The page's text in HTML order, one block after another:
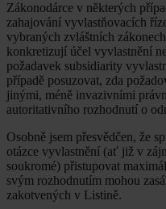
Zákonodárce v některých
zahajování vyvlastňovacích
vybraných zvláštních
konkretizují účel vyvlastnění
požadavek subsidiarity
případě posuzovat, zda
jinými, méně invazivními
autoritativního rozhodnutí o
Osobně jsem přesvědčen, že
otázce vyvlastnění (ať již v
soukromé) přistupovat
svým rozhodnutím mohou
zakotvených v Listině.